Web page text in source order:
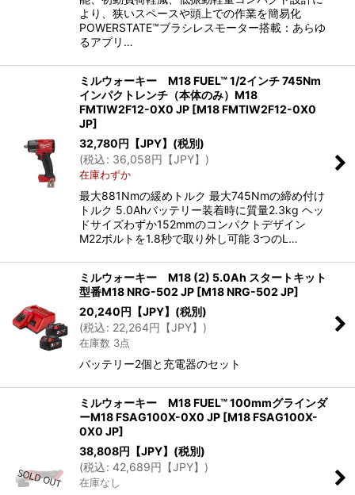
より、狭いスペースや頭上での作業を簡易化
POWERSTATE™ブラシレスモーター搭載：あらゆ
るアプリ…
ミルウォーキー M18 FUEL™ 1/2インチ 745Nm
インパクトレンチ（本体のみ）M18
FMTIW2F12-0X0 JP [M18 FMTIW2F12-0X0
JP]
32,780円【JPY】 (税別)
(税込: 36,058円【JPY】 )
在庫わずか
最大881Nmの緩めトルク 最大745Nmの締め付け
トルク 5.0Ahバッテリー装着時に質量2.3kg ヘッ
ドサイズわずか152mmのコンパクトデザイン
M22ボルトを1.8秒で取り外し可能 3つのL…
ミルウォーキー M18 (2) 5.0Ah スタートキット
型番M18 NRG-502 JP [M18 NRG-502 JP]
20,240円【JPY】 (税別)
(税込: 22,264円【JPY】 )
在庫数 3点
バッテリー2個と充電器のセット
ミルウォーキー M18 FUEL™ 100mmグラインダ
ーM18 FSAG100X-0X0 JP [M18 FSAG100X-
0X0 JP]
38,808円【JPY】 (税別)
(税込: 42,689円【JPY】 )
在庫なし